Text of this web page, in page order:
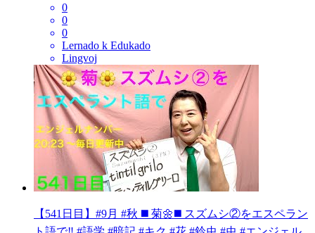
0
0
0
Lernado k Edukado
Lingvoj
【541日目】#9月 #秋 ◼️ 菊🌼◼️ スズムシ②をエスペラン